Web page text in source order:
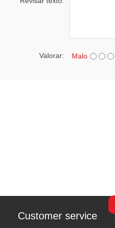
Valorar: Malo
Customer service